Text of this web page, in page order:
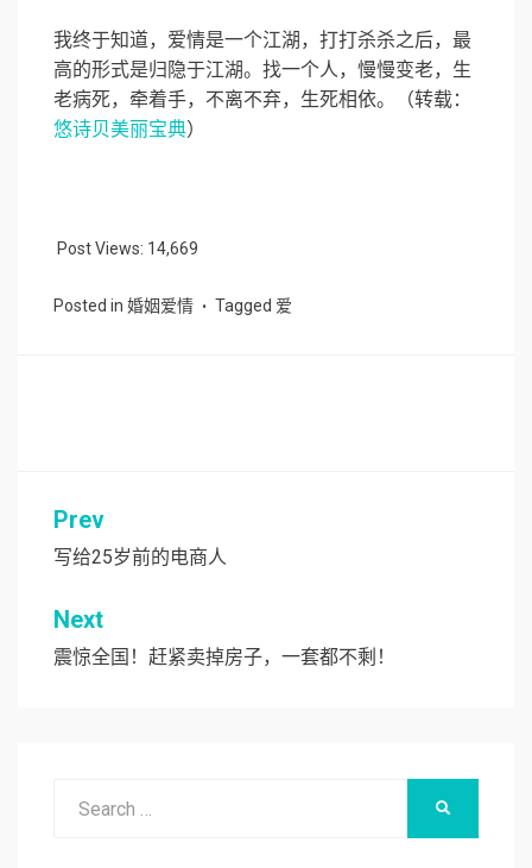
我终于知道，爱情是一个江湖，打打杀杀之后，最
高的形式是归隐于江湖。找一个人，慢慢变老，生
老病死，牵着手，不离不弃，生死相依。（转载：
悠诗贝美丽宝典）
Post Views: 14,669
Posted in 婚姻爱情 Tagged 爱
文
章
导
航
Prev
写给25岁前的电商人
Next
震惊全国！赶紧卖掉房子，一套都不剩！